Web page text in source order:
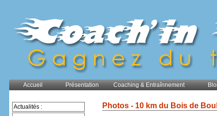
Accueil Présentation Coaching & Entraînnement
Actualités : Photos - 10 km du Bois de